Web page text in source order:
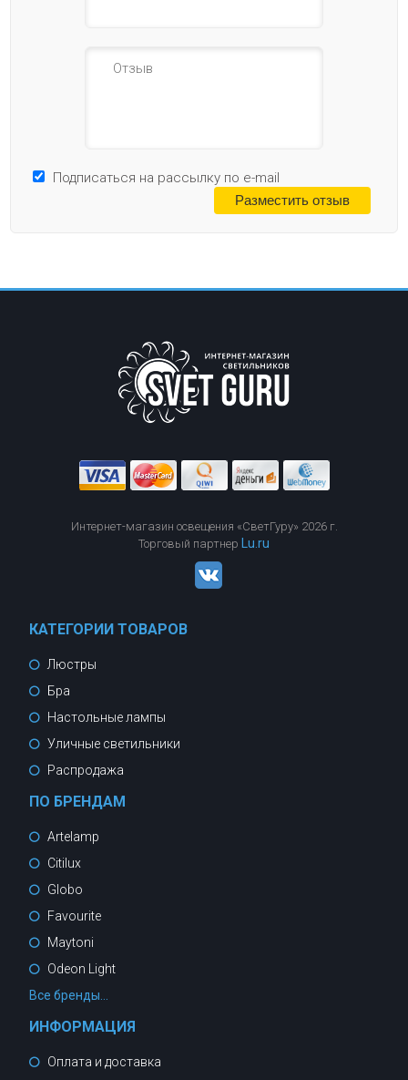
Подписаться на рассылку по e-mail
Интернет-магазин освещения «СветГуру» 2026 г.
Торговый партнер Lu.ru
КАТЕГОРИИ ТОВАРОВ
Люстры
Бра
Настольные лампы
Уличные светильники
Распродажа
ПО БРЕНДАМ
Artelamp
Citilux
Globo
Favourite
Maytoni
Odeon Light
Все бренды...
ИНФОРМАЦИЯ
Оплата и доставка